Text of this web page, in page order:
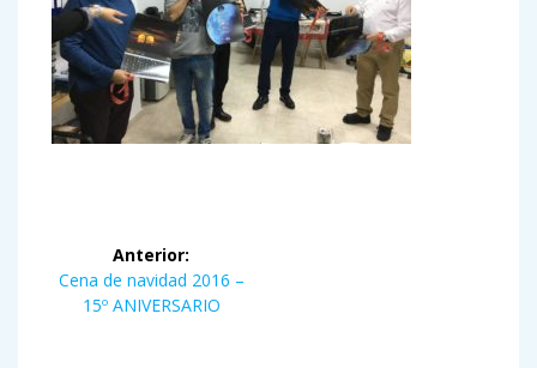
Navegación
de
Anterior:
Entrada
anterior:
Cena de navidad 2016 –
15º ANIVERSARIO